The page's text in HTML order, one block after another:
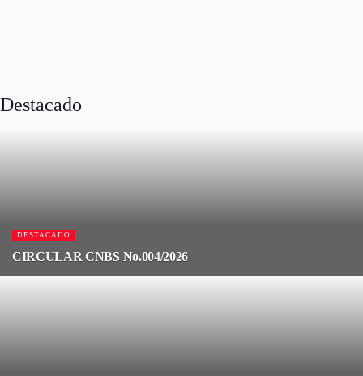
Destacado
DESTACADO
CIRCULAR CNBS No.004/2026